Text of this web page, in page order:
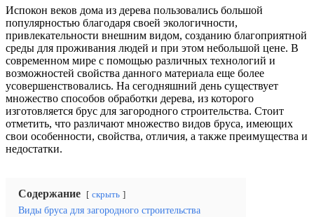
Испокон веков дома из дерева пользовались большой
популярностью благодаря своей экологичности,
привлекательности внешним видом, созданию благоприятной
среды для проживания людей и при этом небольшой цене. В
современном мире с помощью различных технологий и
возможностей свойства данного материала еще более
усовершенствовались. На сегодняшний день существует
множество способов обработки дерева, из которого
изготовляется брус для загородного строительства. Стоит
отметить, что различают множество видов бруса, имеющих
свои особенности, свойства, отличия, а также преимущества и
недостатки.
Содержание скрыть
Виды бруса для загородного строительства